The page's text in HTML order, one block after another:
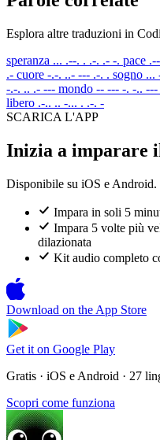
Esplora altre traduzioni in
speranza ... .--. . .-. .- -. pace
.- cuore -.-. ..- --- .-. . sogno ...
-.-. .. .- --- mondo -- --- -. -.. ---
libero .-.. .. -... . .-. -
SCARICA L'APP
Inizia a imparare
Disponibile su iOS e
Impara in soli 5
Impara 5 volte più
dilazionata
Kit audio completo
Download on the App Store
Get it on Google Play
Gratis · iOS e Android · 27
Scopri come funziona